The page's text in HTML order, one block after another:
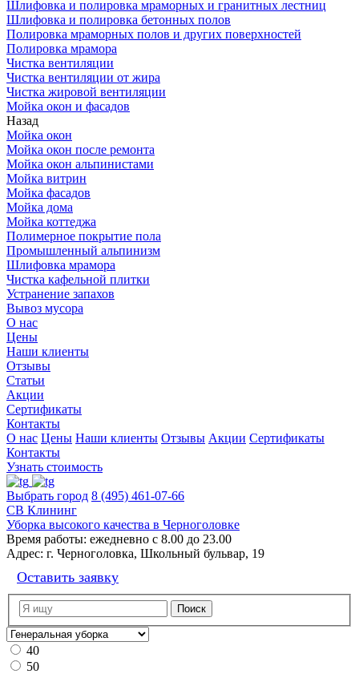
Шлифовка и полировка мраморных и гранитных лестниц
Шлифовка и полировка бетонных полов
Полировка мраморных полов и других поверхностей
Полировка мрамора
Чистка вентиляции
Чистка вентиляции от жира
Чистка жировой вентиляции
Мойка окон и фасадов
Назад
Мойка окон
Мойка окон после ремонта
Мойка окон альпинистами
Мойка витрин
Мойка фасадов
Мойка дома
Мойка коттеджа
Полимерное покрытие пола
Промышленный альпинизм
Шлифовка мрамора
Чистка кафельной плитки
Устранение запахов
Вывоз мусора
О нас
Цены
Наши клиенты
Отзывы
Статьи
Акции
Сертификаты
Контакты
О нас Цены Наши клиенты Отзывы Акции Сертификаты
Контакты
Узнать стоимость
Выбрать город 8 (495) 461-07-66
СВ Клининг
Уборка высокого качества в Черноголовке
Время работы: ежедневно с 8.00 до 23.00
Адрес: г. Черноголовка, Школьный бульвар, 19
Оставить заявку
40
50